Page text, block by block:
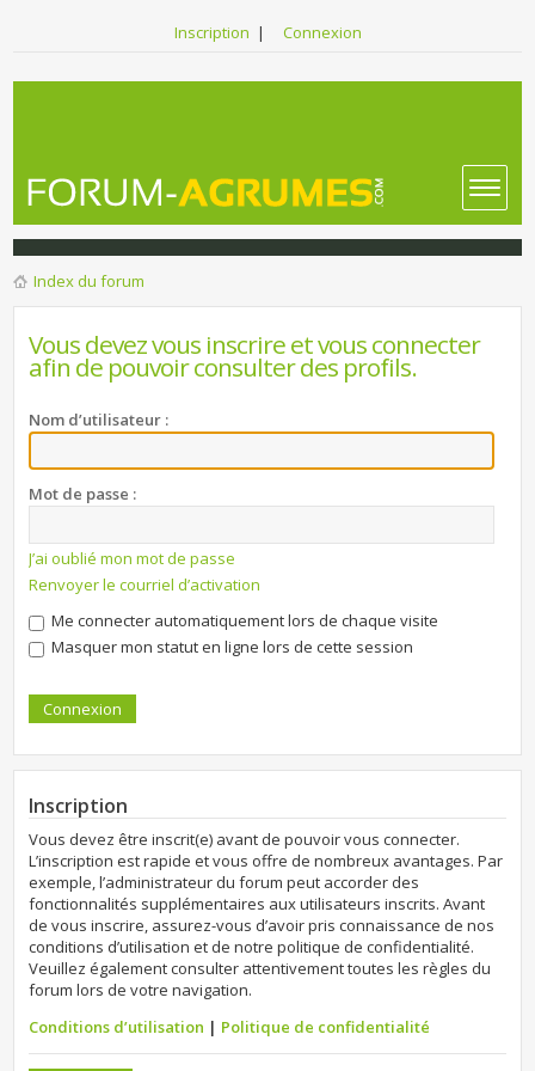
Inscription | Connexion
Index du forum
Vous devez vous inscrire et vous connecter
afin de pouvoir consulter des profils.
Nom d’utilisateur :
Mot de passe :
J’ai oublié mon mot de passe
Renvoyer le courriel d’activation
Me connecter automatiquement lors de chaque visite
Masquer mon statut en ligne lors de cette session
Inscription
Vous devez être inscrit(e) avant de pouvoir vous connecter.
L’inscription est rapide et vous offre de nombreux avantages. Par
exemple, l’administrateur du forum peut accorder des
fonctionnalités supplémentaires aux utilisateurs inscrits. Avant
de vous inscrire, assurez-vous d’avoir pris connaissance de nos
conditions d’utilisation et de notre politique de confidentialité.
Veuillez également consulter attentivement toutes les règles du
forum lors de votre navigation.
Conditions d’utilisation | Politique de confidentialité